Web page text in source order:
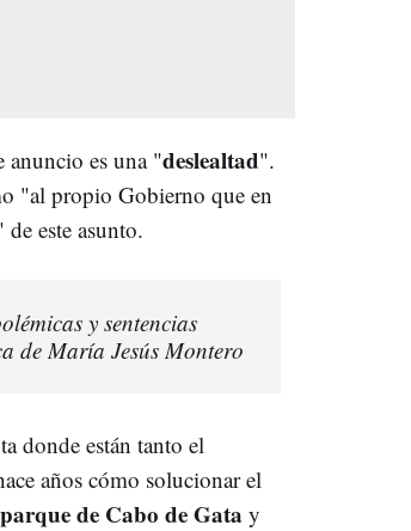
anuncio es una "deslealtad".
"al propio Gobierno que en
este asunto.
y sentencias
de María Jesús Montero
donde están tanto el
años cómo solucionar el
de Cabo de Gata y